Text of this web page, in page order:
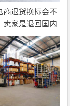
商退货换标会不
卖家是退回国内
直接处理？